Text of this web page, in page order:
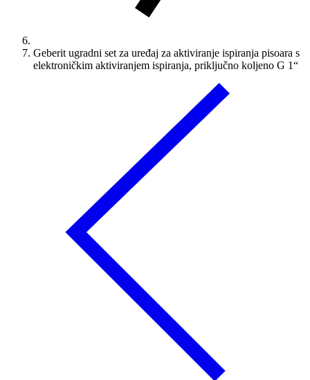
Geberit ugradni set za uređaj za aktiviranje ispiranja pisoara s
elektroničkim aktiviranjem ispiranja, priključno koljeno G 1“